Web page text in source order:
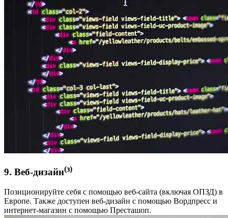
9. Веб-дизайн(з)
Позиционируйте себя с помощью веб-сайта (включая ОПЗД) в
Европе. Также доступен веб-дизайн с помощью Вордпресс и
интернет-магазин с помощью Престашоп.